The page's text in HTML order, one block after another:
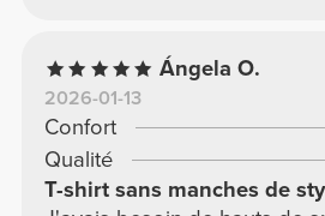
Ángela O.
2026-01-13
Confort
Qualité
T-shirt sans manches de